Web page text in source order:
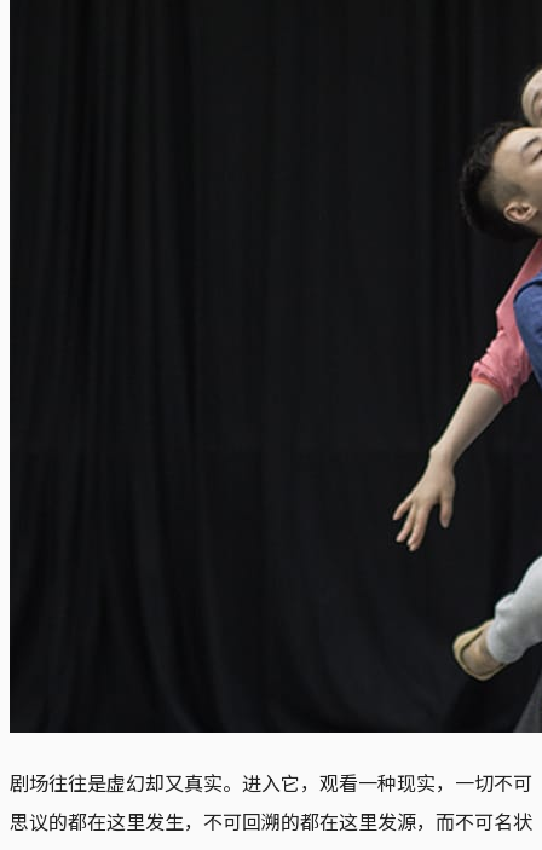
剧场往往是虚幻却又真实。进入它，观看一种现实，一切不可
思议的都在这里发生，不可回溯的都在这里发源，而不可名状